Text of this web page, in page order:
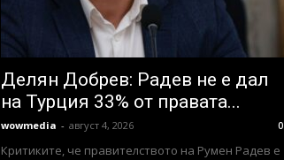
Делян Добрев: Радев не е дал
на Турция 33% от правата...
wowmedia - август 4, 2026 0
Критиките, че правителството на Румен Радев е